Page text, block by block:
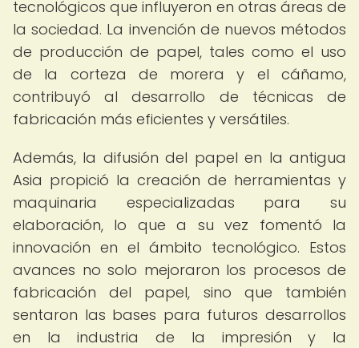
tecnológicos que influyeron en otras áreas de
la sociedad. La invención de nuevos métodos
de producción de papel, tales como el uso
de la corteza de morera y el cáñamo,
contribuyó al desarrollo de técnicas de
fabricación más eficientes y versátiles.
Además, la difusión del papel en la antigua
Asia propició la creación de herramientas y
maquinaria especializadas para su
elaboración, lo que a su vez fomentó la
innovación en el ámbito tecnológico. Estos
avances no solo mejoraron los procesos de
fabricación del papel, sino que también
sentaron las bases para futuros desarrollos
en la industria de la impresión y la